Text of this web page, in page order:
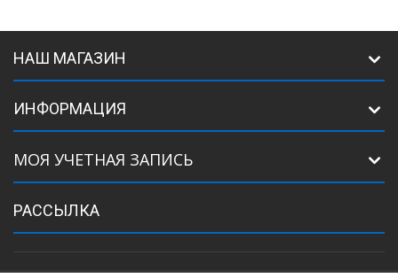
НАШ МАГАЗИН
ИНФОРМАЦИЯ
МОЯ УЧЕТНАЯ ЗАПИСЬ
РАССЫЛКА